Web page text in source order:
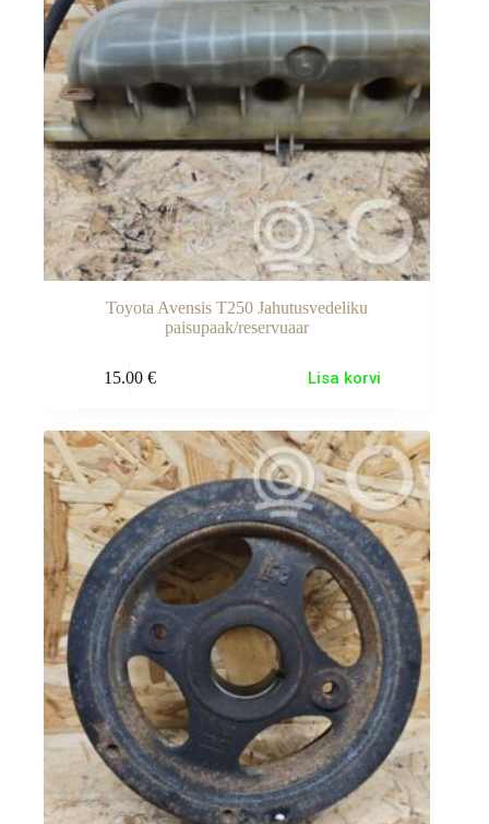
Toyota Avensis T250 Jahutusvedeliku
paisupaak/reservuaar
15.00 € Lisa korvi